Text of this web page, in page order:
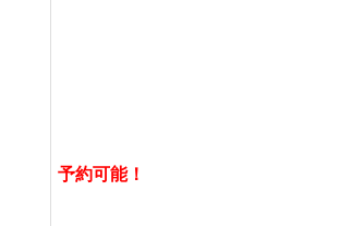
予約可能！